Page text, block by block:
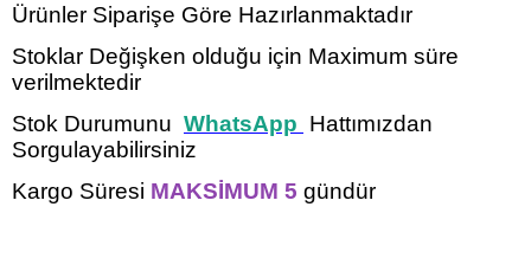
Ürünler Siparişe Göre Hazırlanmaktadır
Stoklar Değişken olduğu için Maximum süre
verilmektedir
Stok Durumunu WhatsApp Hattımızdan
Sorgulayabilirsiniz
Kargo Süresi MAKSİMUM 5 gündür